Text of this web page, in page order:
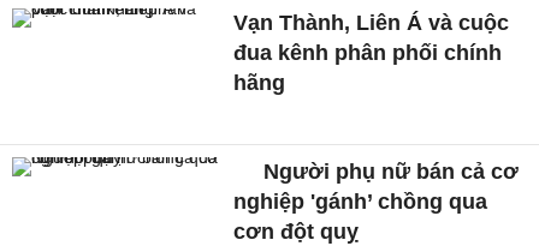
Vạn Thành, Liên Á và cuộc
đua kênh phân phối chính
hãng
Người phụ nữ bán cả cơ
nghiệp 'gánh’ chồng qua
cơn đột quỵ